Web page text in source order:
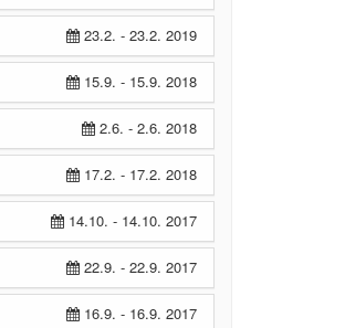
23.2. - 23.2. 2019
15.9. - 15.9. 2018
2.6. - 2.6. 2018
17.2. - 17.2. 2018
14.10. - 14.10. 2017
22.9. - 22.9. 2017
16.9. - 16.9. 2017